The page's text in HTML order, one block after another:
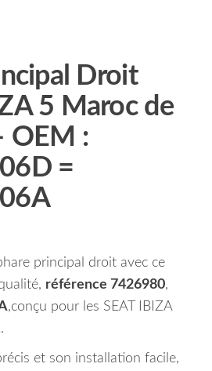
Droit
5 Maroc de
OEM :
=
principal droit avec ce
référence 7426980,
,conçu pour les SEAT IBIZA
et son installation facile,